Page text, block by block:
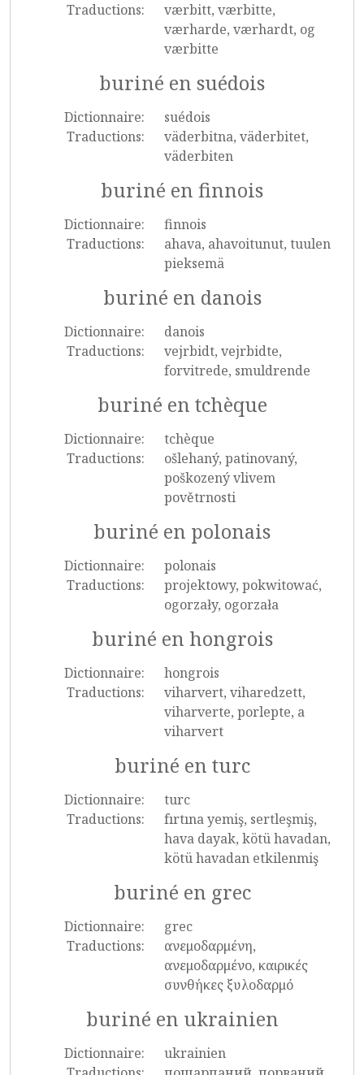
Traductions:
værbitt, værbitte,
værharde, værhardt, og
værbitte
buriné en suédois
Dictionnaire:
suédois
Traductions:
väderbitna, väderbitet,
väderbiten
buriné en finnois
Dictionnaire:
finnois
Traductions:
ahava, ahavoitunut, tuulen
pieksemä
buriné en danois
Dictionnaire:
danois
Traductions:
vejrbidt, vejrbidte,
forvitrede, smuldrende
buriné en tchèque
Dictionnaire:
tchèque
Traductions:
ošlehaný, patinovaný,
poškozený vlivem
povětrnosti
buriné en polonais
Dictionnaire:
polonais
Traductions:
projektowy, pokwitować,
ogorzały, ogorzała
buriné en hongrois
Dictionnaire:
hongrois
Traductions:
viharvert, viharedzett,
viharverte, porlepte, a
viharvert
buriné en turc
Dictionnaire:
turc
Traductions:
fırtına yemiş, sertleşmiş,
hava dayak, kötü havadan,
kötü havadan etkilenmiş
buriné en grec
Dictionnaire:
grec
Traductions:
ανεμοδαρμένη,
ανεμοδαρμένο, καιρικές
συνθήκες ξυλοδαρμό
buriné en ukrainien
Dictionnaire:
ukrainien